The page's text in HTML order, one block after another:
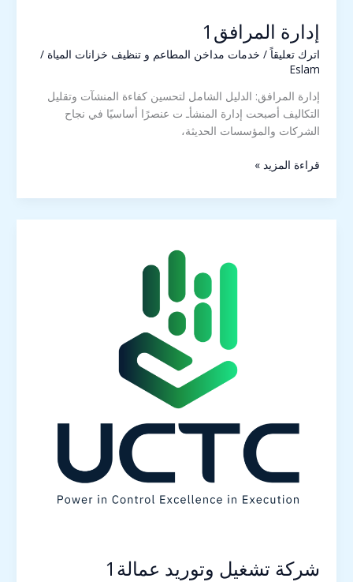
إدارة المرافق1
اترك تعليقاً / خدمات مداخن المطاعم و تنظيف خزانات المياة /
Eslam
إدارة المرافق: الدليل الشامل لتحسين كفاءة المنشآت وتقليل
التكاليف أصبحت إدارة المنشأـ ت عنصرًا أساسيًا في نجاح
الشركات والمؤسسات الحديثة،
قراءة المزيد »
شركة تشغيل وتوريد عمالة1